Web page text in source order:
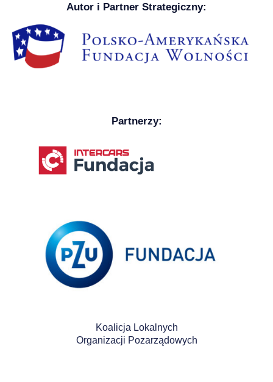
Autor i Partner Strategiczny:
Partnerzy:
Koalicja Lokalnych
Organizacji Pozarządowych